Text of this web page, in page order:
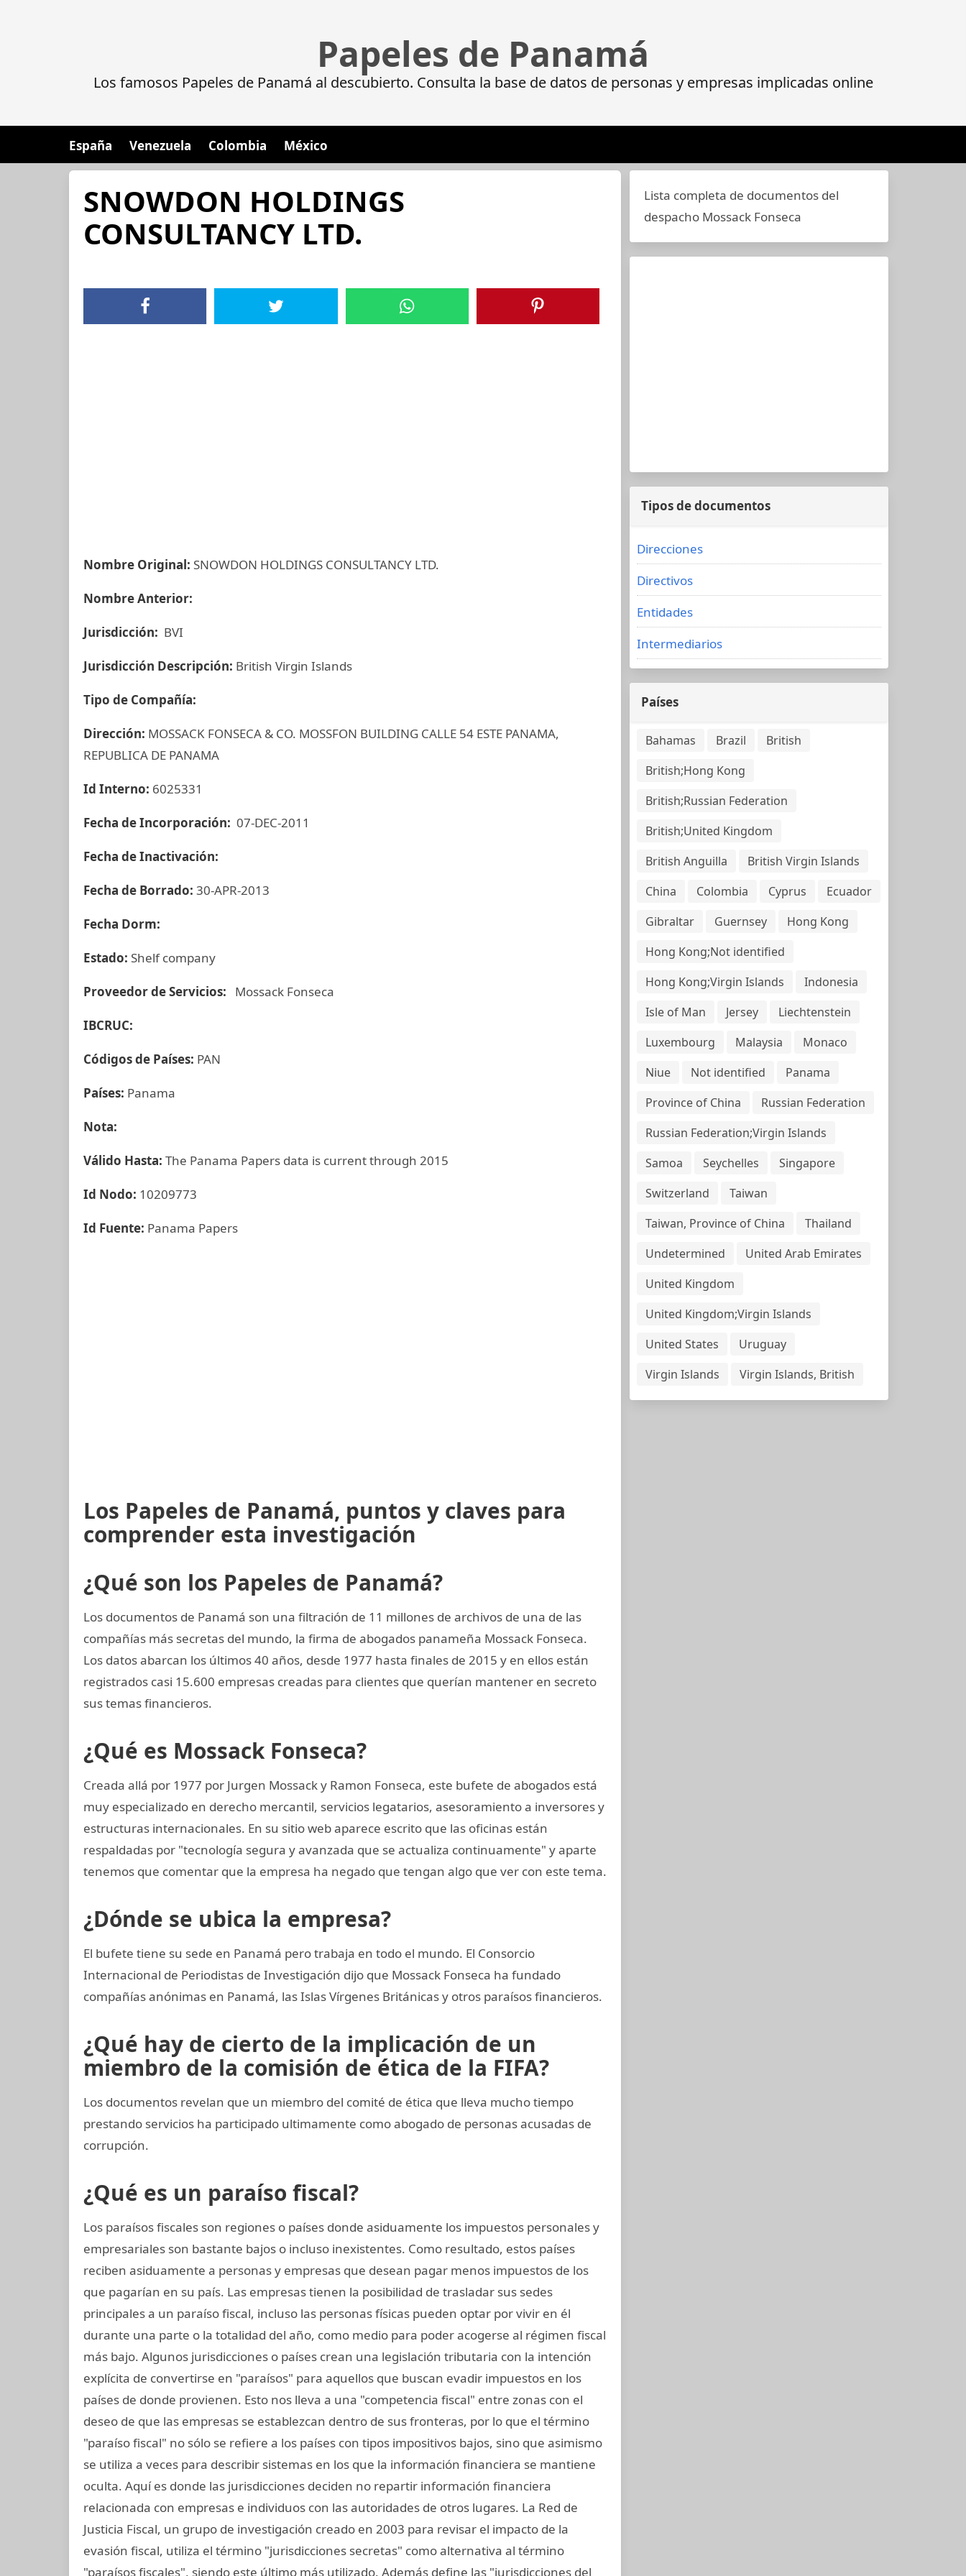
Papeles de Panamá
Los famosos Papeles de Panamá al descubierto. Consulta la base de datos de personas y empresas implicadas online
España Venezuela Colombia México
SNOWDON HOLDINGS
CONSULTANCY LTD.
Nombre Original: SNOWDON HOLDINGS CONSULTANCY LTD.
Nombre Anterior:
Jurisdicción: BVI
Jurisdicción Descripción: British Virgin Islands
Tipo de Compañía:
Dirección: MOSSACK FONSECA & CO. MOSSFON BUILDING CALLE 54 ESTE PANAMA,
REPUBLICA DE PANAMA
Id Interno: 6025331
Fecha de Incorporación: 07-DEC-2011
Fecha de Inactivación:
Fecha de Borrado: 30-APR-2013
Fecha Dorm:
Estado: Shelf company
Proveedor de Servicios: Mossack Fonseca
IBCRUC:
Códigos de Países: PAN
Países: Panama
Nota:
Válido Hasta: The Panama Papers data is current through 2015
Id Nodo: 10209773
Id Fuente: Panama Papers
Los Papeles de Panamá, puntos y claves para
comprender esta investigación
¿Qué son los Papeles de Panamá?
Los documentos de Panamá son una filtración de 11 millones de archivos de una de las
compañías más secretas del mundo, la firma de abogados panameña Mossack Fonseca.
Los datos abarcan los últimos 40 años, desde 1977 hasta finales de 2015 y en ellos están
registrados casi 15.600 empresas creadas para clientes que querían mantener en secreto
sus temas financieros.
¿Qué es Mossack Fonseca?
Creada allá por 1977 por Jurgen Mossack y Ramon Fonseca, este bufete de abogados está
muy especializado en derecho mercantil, servicios legatarios, asesoramiento a inversores y
estructuras internacionales. En su sitio web aparece escrito que las oficinas están
respaldadas por "tecnología segura y avanzada que se actualiza continuamente" y aparte
tenemos que comentar que la empresa ha negado que tengan algo que ver con este tema.
¿Dónde se ubica la empresa?
El bufete tiene su sede en Panamá pero trabaja en todo el mundo. El Consorcio
Internacional de Periodistas de Investigación dijo que Mossack Fonseca ha fundado
compañías anónimas en Panamá, las Islas Vírgenes Británicas y otros paraísos financieros.
¿Qué hay de cierto de la implicación de un
miembro de la comisión de ética de la FIFA?
Los documentos revelan que un miembro del comité de ética que lleva mucho tiempo
prestando servicios ha participado ultimamente como abogado de personas acusadas de
corrupción.
¿Qué es un paraíso fiscal?
Los paraísos fiscales son regiones o países donde asiduamente los impuestos personales y
empresariales son bastante bajos o incluso inexistentes. Como resultado, estos países
reciben asiduamente a personas y empresas que desean pagar menos impuestos de los
que pagarían en su país. Las empresas tienen la posibilidad de trasladar sus sedes
principales a un paraíso fiscal, incluso las personas físicas pueden optar por vivir en él
durante una parte o la totalidad del año, como medio para poder acogerse al régimen fiscal
más bajo. Algunos jurisdicciones o países crean una legislación tributaria con la intención
explícita de convertirse en "paraísos" para aquellos que buscan evadir impuestos en los
países de donde provienen. Esto nos lleva a una "competencia fiscal" entre zonas con el
deseo de que las empresas se establezcan dentro de sus fronteras, por lo que el término
"paraíso fiscal" no sólo se refiere a los países con tipos impositivos bajos, sino que asimismo
se utiliza a veces para describir sistemas en los que la información financiera se mantiene
oculta. Aquí es donde las jurisdicciones deciden no repartir información financiera
relacionada con empresas e individuos con las autoridades de otros lugares. La Red de
Justicia Fiscal, un grupo de investigación creado en 2003 para revisar el impacto de la
evasión fiscal, utiliza el término "jurisdicciones secretas" como alternativa al término
"paraísos fiscales", siendo este último más utilizado. Además define las "jurisdicciones del
Lista completa de documentos del
despacho Mossack Fonseca
Tipos de documentos
Direcciones
Directivos
Entidades
Intermediarios
Países
Bahamas Brazil
British
British;Hong Kong
British;Russian Federation
British;United Kingdom
British Anguilla
British Virgin Islands
China
Colombia Cyprus
Ecuador
Gibraltar
Guernsey
Hong Kong
Hong Kong;Not identified
Hong Kong;Virgin Islands
Indonesia
Isle of Man
Jersey
Liechtenstein
Luxembourg
Malaysia
Monaco
Niue
Not identified
Panama
Province of China
Russian Federation
Russian Federation;Virgin Islands
Samoa
Seychelles
Singapore
Switzerland
Taiwan
Taiwan, Province of China
Thailand
Undetermined
United Arab Emirates
United Kingdom
United Kingdom;Virgin Islands
United States
Uruguay
Virgin Islands
Virgin Islands, British